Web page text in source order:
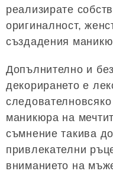
реализирате
оригиналност,
създадения
Допълнително и
декорирането е
маникюра на
съмнение такива
привлекателни
вниманието на